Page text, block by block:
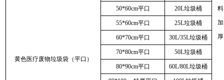
料
加
厚
黄色医疗废物垃圾袋（平口）
50*60cm平口 20L垃圾桶
55*60cm平口 25L垃圾桶
60*70cm平口 30L/35L垃圾桶
70*80cm平口 50L垃圾桶
80*90cm平口 60L/80L垃圾桶